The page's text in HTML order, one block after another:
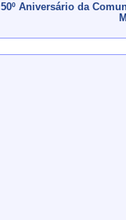
50º Aniversário da